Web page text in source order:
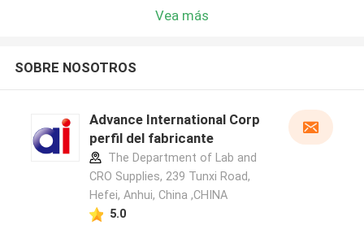
Vea más
SOBRE NOSOTROS
Advance International Corp
perfil del fabricante
The Department of Lab and
CRO Supplies, 239 Tunxi Road,
Hefei, Anhui, China ,CHINA
5.0